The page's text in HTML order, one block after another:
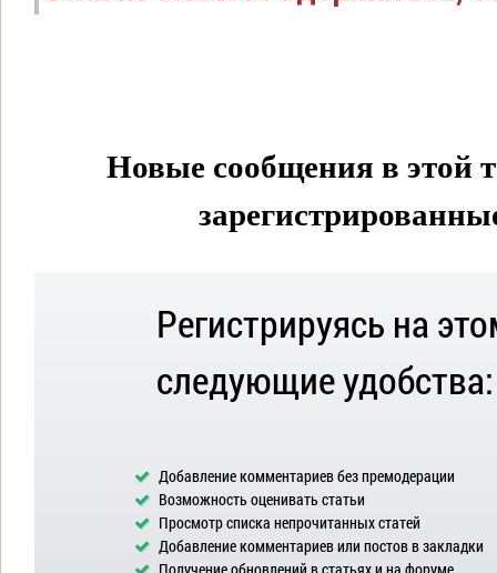
Новые сообщения в этой
Регистрируясь на
следующие удобства:
Добавление комментариев без премодерации
Возможность оценивать статьи
Просмотр списка непрочитанных статей
Добавление комментариев или постов в закладки